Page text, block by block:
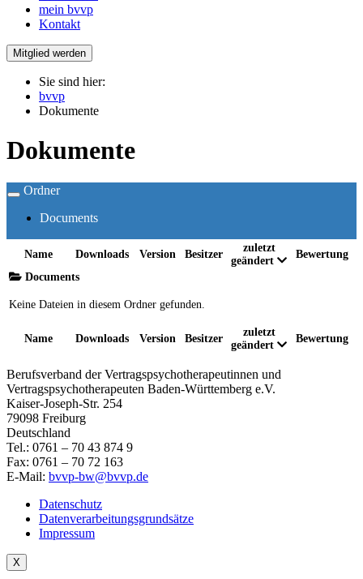
mein bvvp
Kontakt
Mitglied werden
Sie sind hier:
bvvp
Dokumente
Dokumente
Toggle
navigation
Ordner
Documents
Name Downloads Version Besitzer
zuletzt
geändert
Bewertung
Name Downloads Version Besitzer
zuletzt
geändert
Bewertung
Documents
Keine Dateien in diesem Ordner gefunden.
Berufsverband der Vertragspsychotherapeutinnen und
Vertragspsychotherapeuten Baden-Württemberg e.V.
Kaiser-Joseph-Str. 254
79098 Freiburg
Deutschland
Tel.: 0761 – 70 43 874 9
Fax: 0761 – 70 72 163
E-Mail: bvvp-bw@bvvp.de
Datenschutz
Datenverarbeitungsgrundsätze
Impressum
X